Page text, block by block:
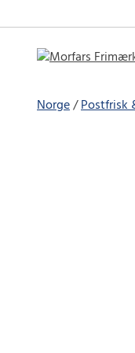
Norge Postfrisk